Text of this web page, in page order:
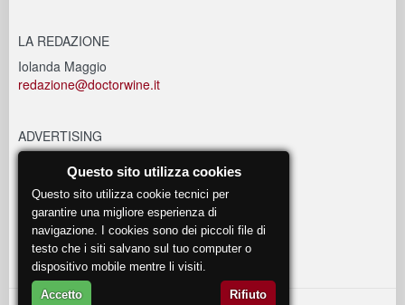
LA REDAZIONE
Iolanda Maggio
redazione@doctorwine.it
ADVERTISING
EVENTI
eventi@doctorwine.it
Questo sito utilizza cookies
Questo sito utilizza cookie tecnici per
garantire una migliore esperienza di
navigazione. I cookies sono dei piccoli file di
testo che i siti salvano sul tuo computer o
dispositivo mobile mentre li visiti.
Accetto Rifiuto